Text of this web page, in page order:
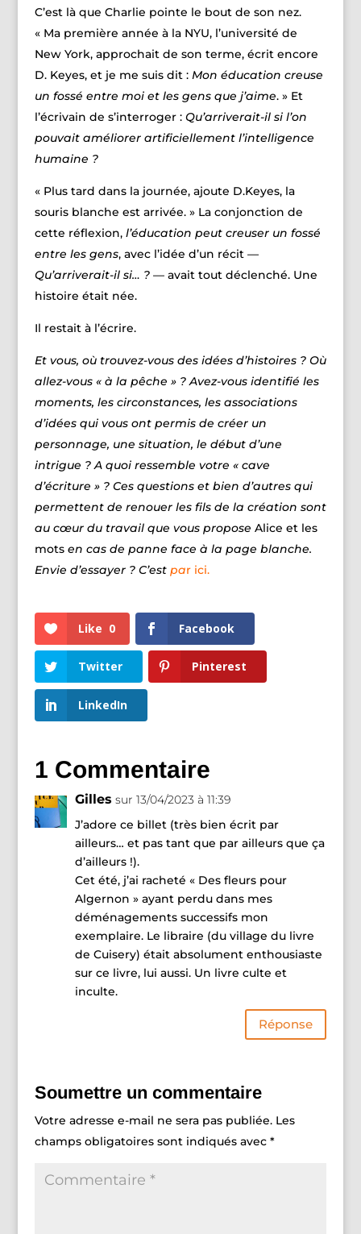
C’est là que Charlie pointe le bout de son nez.
« Ma première année à la NYU, l’université de
New York, approchait de son terme, écrit encore
D. Keyes, et je me suis dit : Mon éducation creuse
un fossé entre moi et les gens que j’aime. » Et
l’écrivain de s’interroger : Qu’arriverait-il si l’on
pouvait améliorer artificiellement l’intelligence
humaine ?
« Plus tard dans la journée, ajoute D.Keyes, la
souris blanche est arrivée. » La conjonction de
cette réflexion, l’éducation peut creuser un fossé
entre les gens, avec l’idée d’un récit —
Qu’arriverait-il si… ?— avait tout déclenché. Une
histoire était née.
Il restait à l’écrire.
Et vous, où trouvez-vous des idées d’histoires ? Où
allez-vous « à la pêche » ? Avez-vous identifié les
moments, les circonstances, les associations
d’idées qui vous ont permis de créer un
personnage, une situation, le début d’une
intrigue ? A quoi ressemble votre « cave
d’écriture » ? Ces questions et bien d’autres qui
permettent de renouer les fils de la création sont
au cœur du travail que vous propose Alice et les
motsen cas de panne face à la page blanche.
Envie d’essayer ? C’est par ici.
Like 0 Facebook
Twitter Pinterest
LinkedIn
1 Commentaire
Gilles sur 13/04/2023 à 11:39
J’adore ce billet (très bien écrit par
ailleurs… et pas tant que par ailleurs que ça
d’ailleurs !).
Cet été, j’ai racheté « Des fleurs pour
Algernon » ayant perdu dans mes
déménagements successifs mon
exemplaire. Le libraire (du village du livre
de Cuisery) était absolument enthousiaste
sur ce livre, lui aussi. Un livre culte et
inculte.
Réponse
Soumettre un commentaire
Votre adresse e-mail ne sera pas publiée. Les
champs obligatoires sont indiqués avec *